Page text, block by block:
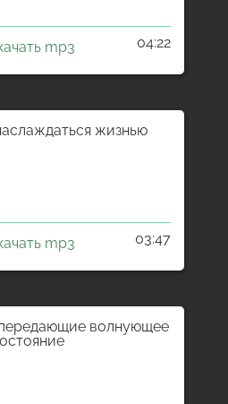
mp3 04:22
жизнью
mp3 03:47
волнующее